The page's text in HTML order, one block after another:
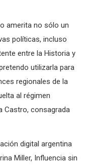
amerita no sólo un
políticas, incluso
entre la Historia y
utilizarla para
regionales de la
al régimen
Castro, consagrada
digital argentina
Miller, Influencia sin